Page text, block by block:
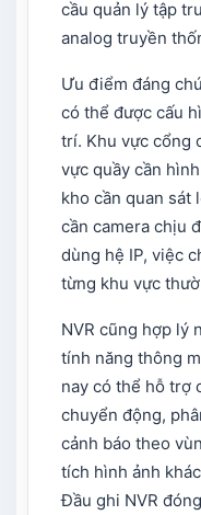
cầu quản lý tập
analog truyền
Ưu điểm đáng
có thể được cấu
trí. Khu vực cổng
vực quầy cần
kho cần quan sát
cần camera chịu
dùng hệ IP, việc
từng khu vực
NVR cũng hợp lý
tính năng thông
nay có thể hỗ trợ
chuyển động,
cảnh báo theo
tích hình ảnh
Đầu ghi NVR